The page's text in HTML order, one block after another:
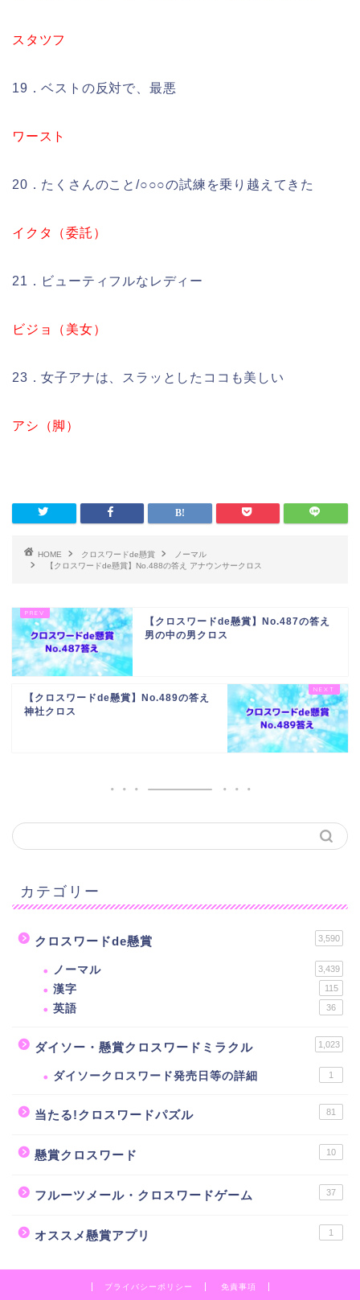
スタツフ
19．ベストの反対で、最悪
ワースト
20．たくさんのこと/○○○の試練を乗り越えてきた
イクタ（委託）
21．ビューティフルなレディー
ビジョ（美女）
23．女子アナは、スラッとしたココも美しい
アシ（脚）
HOME クロスワードde懸賞
ノーマル
【クロスワードde懸賞】No.488の答え アナウンサークロス
【クロスワードde懸賞】No.487の答え
男の中の男クロス
【クロスワードde懸賞】No.489の答え
神社クロス
カテゴリー
クロスワードde懸賞 3,590
ノーマル 3,439
漢字 115
英語 36
ダイソー・懸賞クロスワードミラクル 1,023
ダイソークロスワード発売日等の詳細 1
当たる!クロスワードパズル 81
懸賞クロスワード 10
フルーツメール・クロスワードゲーム 37
オススメ懸賞アプリ 1
プライバシーポリシー 免責事項